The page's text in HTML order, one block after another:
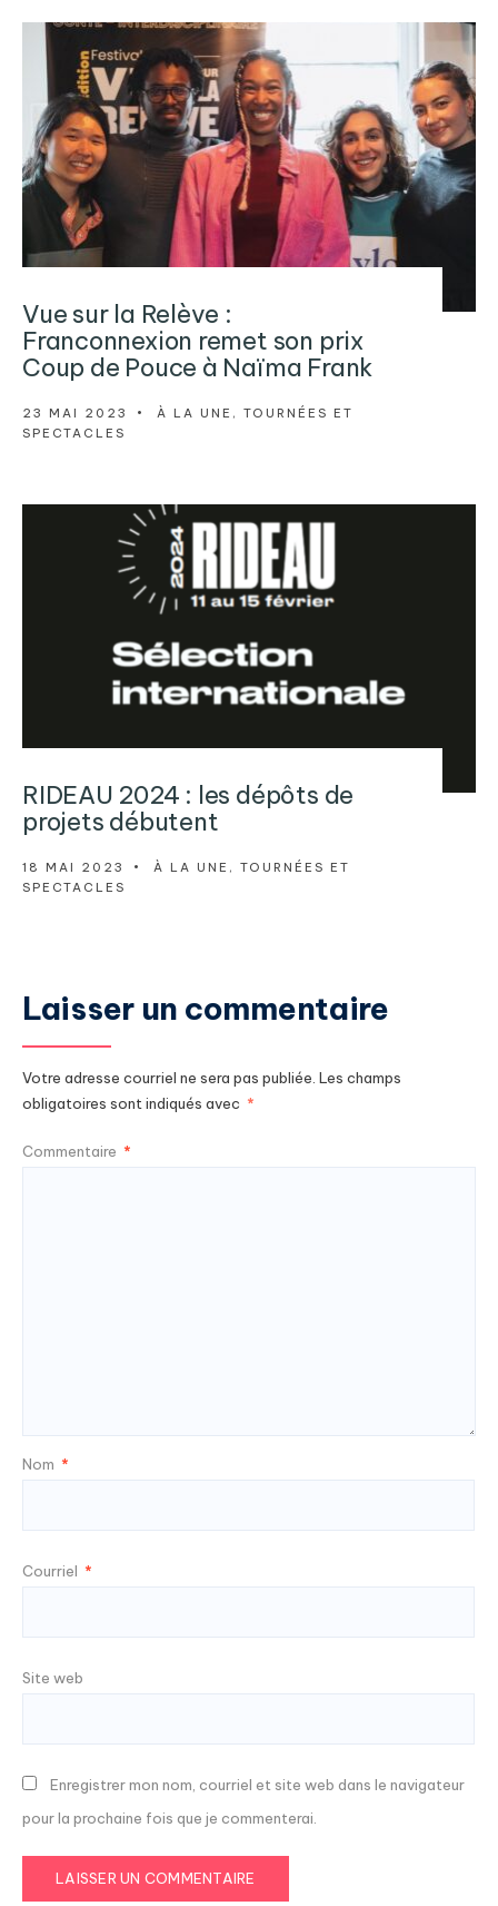
Vue sur la Relève :
Franconnexion remet son prix
Coup de Pouce à Naïma Frank
23 MAI 2023 • À LA UNE , TOURNÉES ET
SPECTACLES
RIDEAU 2024 : les dépôts de
projets débutent
18 MAI 2023 • À LA UNE , TOURNÉES ET
SPECTACLES
Laisser un commentaire
Votre adresse courriel ne sera pas publiée. Les champs
obligatoires sont indiqués avec *
Commentaire *
Nom *
Courriel *
Site web
Enregistrer mon nom, courriel et site web dans le navigateur
pour la prochaine fois que je commenterai.